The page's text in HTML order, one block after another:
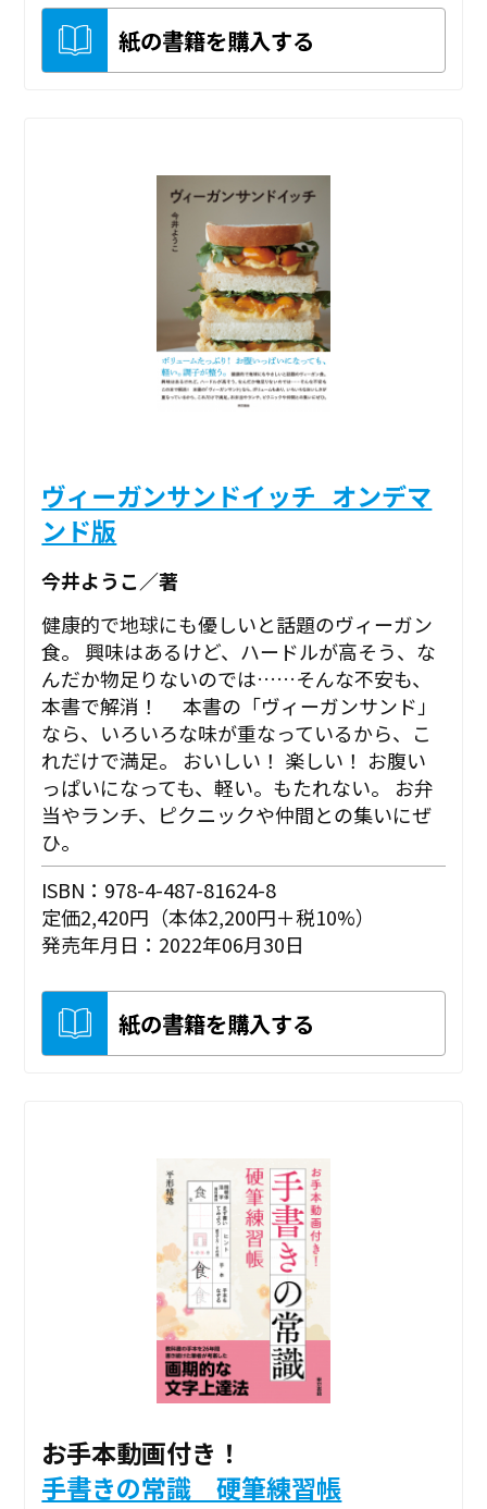
紙の書籍を購入する
ヴィーガンサンドイッチ_オンデマ
ンド版
今井ようこ／著
健康的で地球にも優しいと話題のヴィーガン
食。 興味はあるけど、ハードルが高そう、な
んだか物足りないのでは……そんな不安も、
本書で解消！ 本書の「ヴィーガンサンド」
なら、いろいろな味が重なっているから、こ
れだけで満足。 おいしい！ 楽しい！ お腹い
っぱいになっても、軽い。もたれない。 お弁
当やランチ、ピクニックや仲間との集いにぜ
ひ。
ISBN：978-4-487-81624-8
定価2,420円（本体2,200円＋税10%）
発売年月日：2022年06月30日
紙の書籍を購入する
お手本動画付き！
手書きの常識 硬筆練習帳